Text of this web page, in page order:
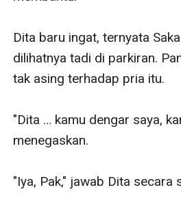
Dita baru ingat, ternyata
dilihatnya tadi di parkiran.
tak asing terhadap pria itu.
"Dita … kamu dengar saya,
menegaskan.
"Iya, Pak," jawab Dita secara